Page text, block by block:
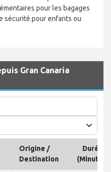
pour les bagages
sécurité pour enfants ou
Gran Canaria
Origine /
Destination
Durée
(Minutes)